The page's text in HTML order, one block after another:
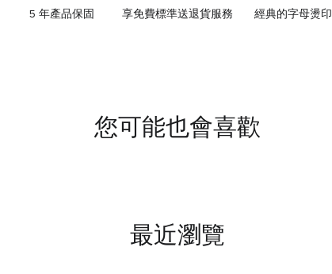
5 年產品保固 享免費標準送退貨服務 經典的字母燙印
您可能也會喜歡
最近瀏覽